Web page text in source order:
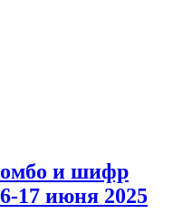
и шифр
17 июня 2025